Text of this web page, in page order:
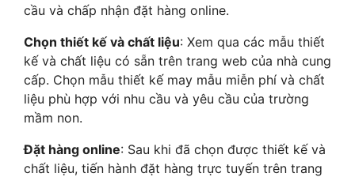
cầu và chấp nhận đặt hàng online.
Chọn thiết kế và chất liệu: Xem qua các mẫu thiết
kế và chất liệu có sẵn trên trang web của nhà cung
cấp. Chọn mẫu thiết kế may mẫu miễn phí và chất
liệu phù hợp với nhu cầu và yêu cầu của trường
mầm non.
Đặt hàng online: Sau khi đã chọn được thiết kế và
chất liệu, tiến hành đặt hàng trực tuyến trên trang